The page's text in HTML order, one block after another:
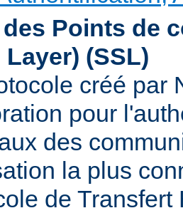
Points de
(SSL)
créé par
pour
des
la plus
de